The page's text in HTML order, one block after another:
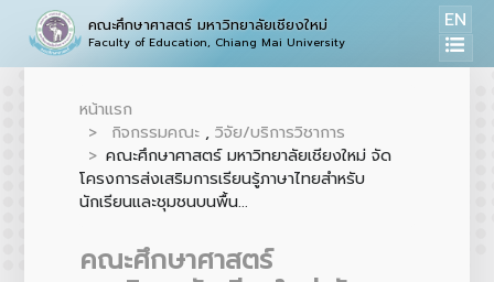
คณะศึกษาศาสตร์ มหาวิทยาลัยเชียงใหม่
Faculty of Education, Chiang Mai University
EN
หน้าแรก
กิจกรรมคณะ , วิจัย/บริการวิชาการ
คณะศึกษาศาสตร์ มหาวิทยาลัยเชียงใหม่ จัด
โครงการส่งเสริมการเรียนรู้ภาษาไทยสำหรับ
นักเรียนและชุมชนบนพื้น...
คณะศึกษาศาสตร์